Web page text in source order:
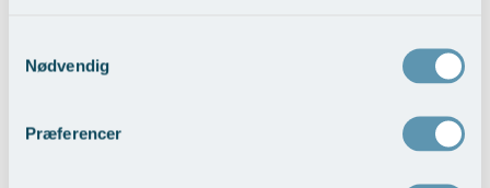
Nødvendig
Præferencer
Brystløft